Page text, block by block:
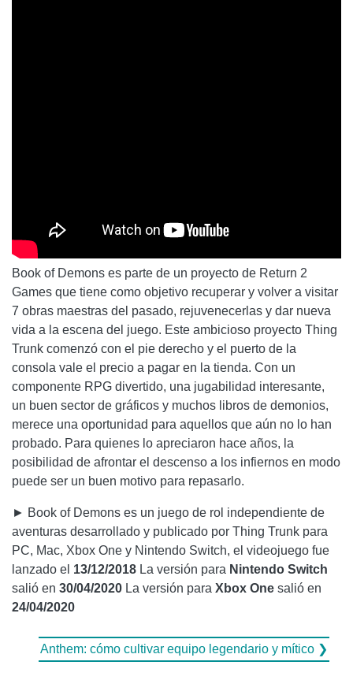
Book of Demons es parte de un proyecto de Return 2
Games que tiene como objetivo recuperar y volver a visitar
7 obras maestras del pasado, rejuvenecerlas y dar nueva
vida a la escena del juego. Este ambicioso proyecto Thing
Trunk comenzó con el pie derecho y el puerto de la
consola vale el precio a pagar en la tienda. Con un
componente RPG divertido, una jugabilidad interesante,
un buen sector de gráficos y muchos libros de demonios,
merece una oportunidad para aquellos que aún no lo han
probado. Para quienes lo apreciaron hace años, la
posibilidad de afrontar el descenso a los infiernos en modo
puede ser un buen motivo para repasarlo.
► Book of Demons es un juego de rol independiente de
aventuras desarrollado y publicado por Thing Trunk para
PC, Mac, Xbox One y Nintendo Switch, el videojuego fue
lanzado el 13/12/2018 La versión para Nintendo Switch
salió en 30/04/2020 La versión para Xbox One salió en
24/04/2020
Anthem: cómo cultivar equipo legendario y mítico ❯